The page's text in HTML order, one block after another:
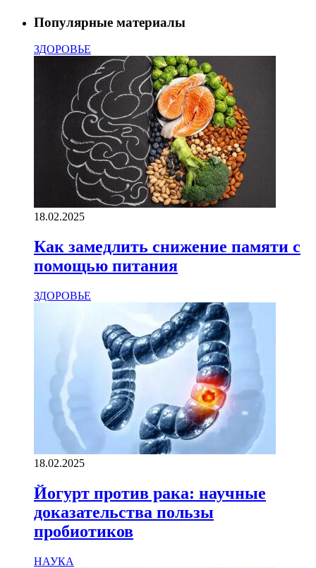
Популярные материалы
ЗДОРОВЬЕ
18.02.2025
Как замедлить снижение памяти с
помощью питания
ЗДОРОВЬЕ
18.02.2025
Йогурт против рака: научные
доказательства пользы
пробиотиков
НАУКА